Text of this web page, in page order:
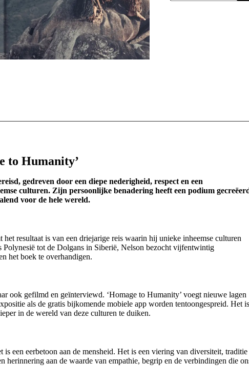
to
to Humanity’
gedreven door een diepe nederigheid, respect en een
culturen. Zijn persoonlijke benadering heeft een podium
voor de hele wereld.
resultaat is van een driejarige reis waarin hij unieke inheemse culturen
Polynesië tot de Dolgans in Siberië, Nelson bezocht vijfentwintig
het boek te overhandigen.
ook gefilmd en geïnterviewd. ‘Homage to Humanity’ voegt nieuwe lagen
als de gratis bijkomende mobiele app worden tentoongespreid. Het is
in de wereld van deze culturen te duiken.
een eerbetoon aan de mensheid. Het is een viering van diversiteit, traditie
aan de waarde van empathie, begrip en de verbindingen die